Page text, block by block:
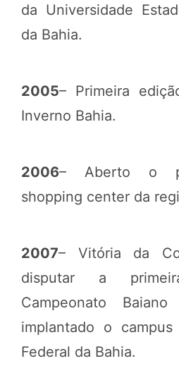
da Universidade
da Bahia.
2005– Primeira
Inverno Bahia.
2006– Aberto o
shopping center da
2007– Vitória da
disputar a
Campeonato
implantado o
Federal da Bahia.